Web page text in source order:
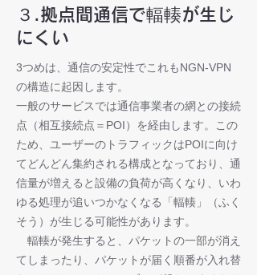
３.拠点間通信で輻輳が生じ
にくい
3つめは、通信の安定性でこれもNGN-VPN
の構造に起因します。
一般のサービスでは通信事業者の網との接続
点（相互接続点＝POI）を経由します。この
ため、ユーザーのトラフィックはPOIに向け
てどんどん集約される構成となっており、通
信量が増えると設備の負荷が高くなり、いわ
ゆる処理が追いつかなくなる「輻輳」（ふく
そう）が生じる可能性があります。
輻輳が発生すると、パケットの一部が消え
てしまったり、パケットが届く順番が入れ替